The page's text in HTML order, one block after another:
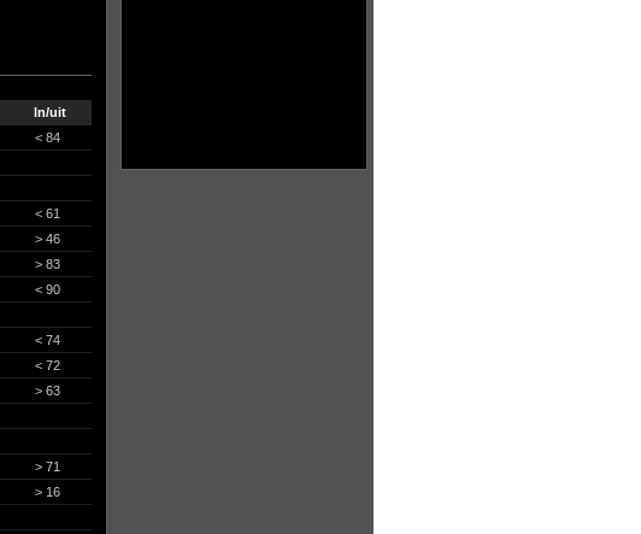
In/uit
< 84
< 61
> 46
> 83
< 90
< 74
< 72
> 63
> 71
> 16